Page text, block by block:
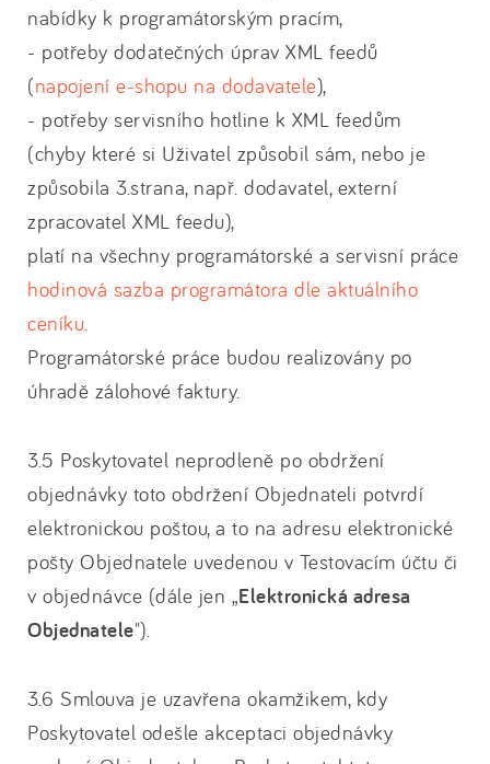
nabídky k programátorským pracím,
- potřeby dodatečných úprav XML feedů
(napojení e-shopu na dodavatele),
- potřeby servisního hotline k XML feedům
(chyby které si Uživatel způsobil sám, nebo je
způsobila 3.strana, např. dodavatel, externí
zpracovatel XML feedu),
platí na všechny programátorské a servisní práce
hodinová sazba programátora dle aktuálního
ceníku.
Programátorské práce budou realizovány po
úhradě zálohové faktury.
3.5 Poskytovatel neprodleně po obdržení
objednávky toto obdržení Objednateli potvrdí
elektronickou poštou, a to na adresu elektronické
pošty Objednatele uvedenou v Testovacím účtu či
v objednávce (dále jen „Elektronická adresa
Objednatele").
3.6 Smlouva je uzavřena okamžikem, kdy
Poskytovatel odešle akceptaci objednávky